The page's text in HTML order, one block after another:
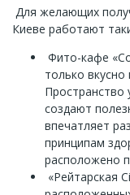
Для желающих
Киеве работают
Фито-кафе
только
создают
впечатляет
принципам
расположено
«Рейтарская